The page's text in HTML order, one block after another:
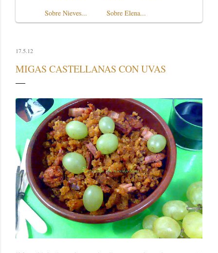
Sobre Nieves...
Sobre Elena...
17.5.12
MIGAS CASTELLANAS CON UVAS